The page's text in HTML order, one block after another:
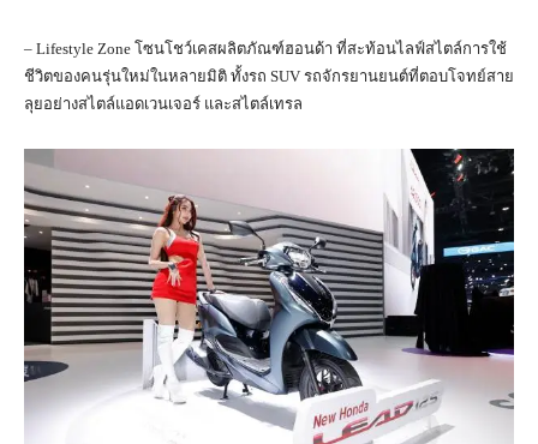
– Lifestyle Zone โซนโชว์เคสผลิตภัณฑ์ฮอนด้า ที่สะท้อนไลฟ์สไตล์การใช้
ชีวิตของคนรุ่นใหม่ในหลายมิติ ทั้งรถ SUV รถจักรยานยนต์ที่ตอบโจทย์สาย
ลุยอย่างสไตล์แอดเวนเจอร์ และสไตล์เทรล